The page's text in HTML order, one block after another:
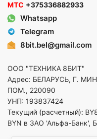
МТС +375336882933
Whatsapp
Telegram
8bit.bel@gmail.com
ООО "ТЕХНИКА 8БИТ"
Адрес: БЕЛАРУСЬ, Г.
ПОМ., 220090
УНП: 193837424
Текущий (расчетный):
BYN в ЗАО 'Альфа-Банк',